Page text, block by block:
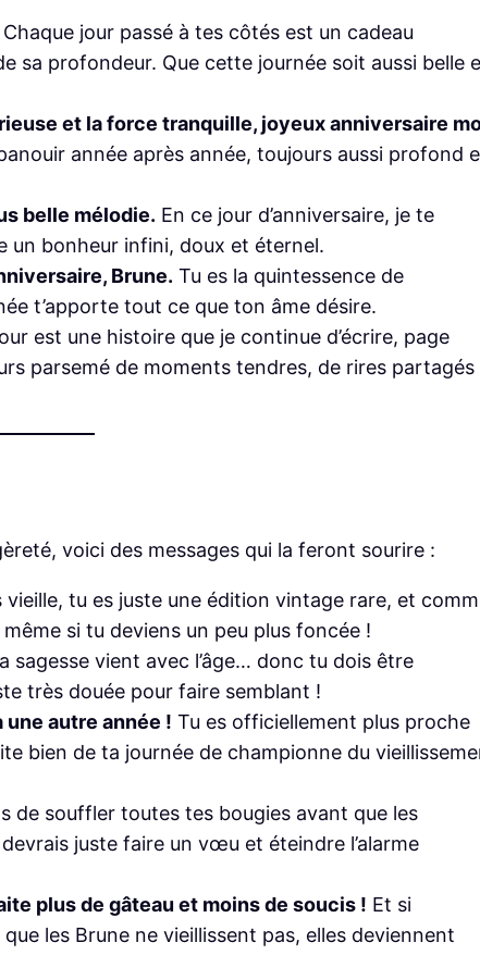
Chaque jour passé à tes côtés est un cadeau
sa profondeur. Que cette journée soit aussi belle
et la force tranquille, joyeux anniversaire
année après année, toujours aussi profond
belle mélodie. En ce jour d’anniversaire, je te
un bonheur infini, doux et éternel.
Brune. Tu es la quintessence de
t’apporte tout ce que ton âme désire.
est une histoire que je continue d’écrire, page
parsemé de moments tendres, de rires partagés
voici des messages qui la feront sourire :
vieille, tu es juste une édition vintage rare, et
si tu deviens un peu plus foncée !
sagesse vient avec l’âge… donc tu dois être
très douée pour faire semblant !
autre année ! Tu es officiellement plus proche
bien de ta journée de championne du
de souffler toutes tes bougies avant que les
juste faire un vœu et éteindre l’alarme
plus de gâteau et moins de soucis ! Et si
les Brune ne vieillissent pas, elles deviennent